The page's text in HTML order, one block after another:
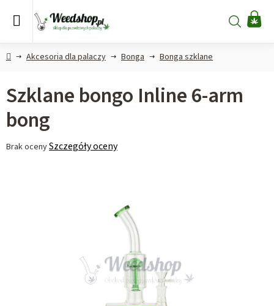
Szukaj
HomeAkcesoria dla palaczy Bonga Bonga szklane
Szklane bongo Inline 6-arm
bong
Średnia
Brak ocenySzczegóły oceny